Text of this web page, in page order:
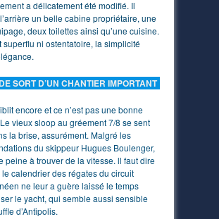
a délicatement été modifié. Il
un belle cabine propriétaire, une
deux toilettes ainsi qu’une cuisine.
superflu ni ostentatoire, la simplicité
SORT D’UN CHANTIER IMPORTANT
encore et ce n’est pas une bonne
vieux sloop au gréement 7/8 se sent
la brise, assurément. Malgré les
du skippeur Hugues Boulenger,
peine à trouver de la vitesse. ll faut dire
calendrier des régates du circuit
ne leur a guère laissé le temps
le yacht, qui semble aussi sensible
d’Antipolis.